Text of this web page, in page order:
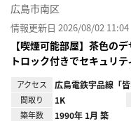
広島市南区
情報更新日 2026/08/02 11:04
【喫煙可能部屋】茶色の
トロック付きでセキュリ
アクセス 広島電鉄宇品線「
間取り 1K
築年数 1990年 1月 築